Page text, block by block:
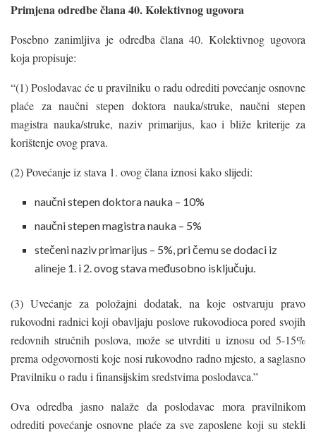
Primjena odredbe člana 40. Kolektivnog ugovora
Posebno zanimljiva je odredba člana 40. Kolektivnog ugovora
koja propisuje:
“(1) Poslodavac će u pravilniku o radu odrediti povećanje osnovne
plaće za naučni stepen doktora nauka/struke, naučni stepen
magistra nauka/struke, naziv primarijus, kao i bliže kriterije za
korištenje ovog prava.
(2) Povećanje iz stava 1. ovog člana iznosi kako slijedi:
naučni stepen doktora nauka – 10%
naučni stepen magistra nauka – 5%
stečeni naziv primarijus – 5%, pri čemu se dodaci iz
alineje 1. i 2. ovog stava međusobno isključuju.
(3) Uvećanje za položajni dodatak, na koje ostvaruju pravo
rukovodni radnici koji obavljaju poslove rukovodioca pored svojih
redovnih stručnih poslova, može se utvrditi u iznosu od 5-15%
prema odgovornosti koje nosi rukovodno radno mjesto, a saglasno
Pravilniku o radu i finansijskim sredstvima poslodavca.”
Ova odredba jasno nalaže da poslodavac mora pravilnikom
odrediti povećanje osnovne plaće za sve zaposlene koji su stekli